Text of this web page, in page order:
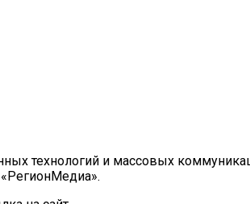
технологий и массовых